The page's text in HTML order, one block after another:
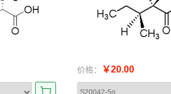
价格： ￥20.00